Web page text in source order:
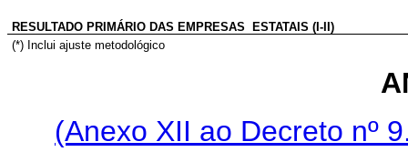
RESULTADO PRIMÁRIO DAS EMPRESAS ESTATAIS (I-II)
(*) Inclui ajuste metodológico
(Anexo XII ao Decreto nº